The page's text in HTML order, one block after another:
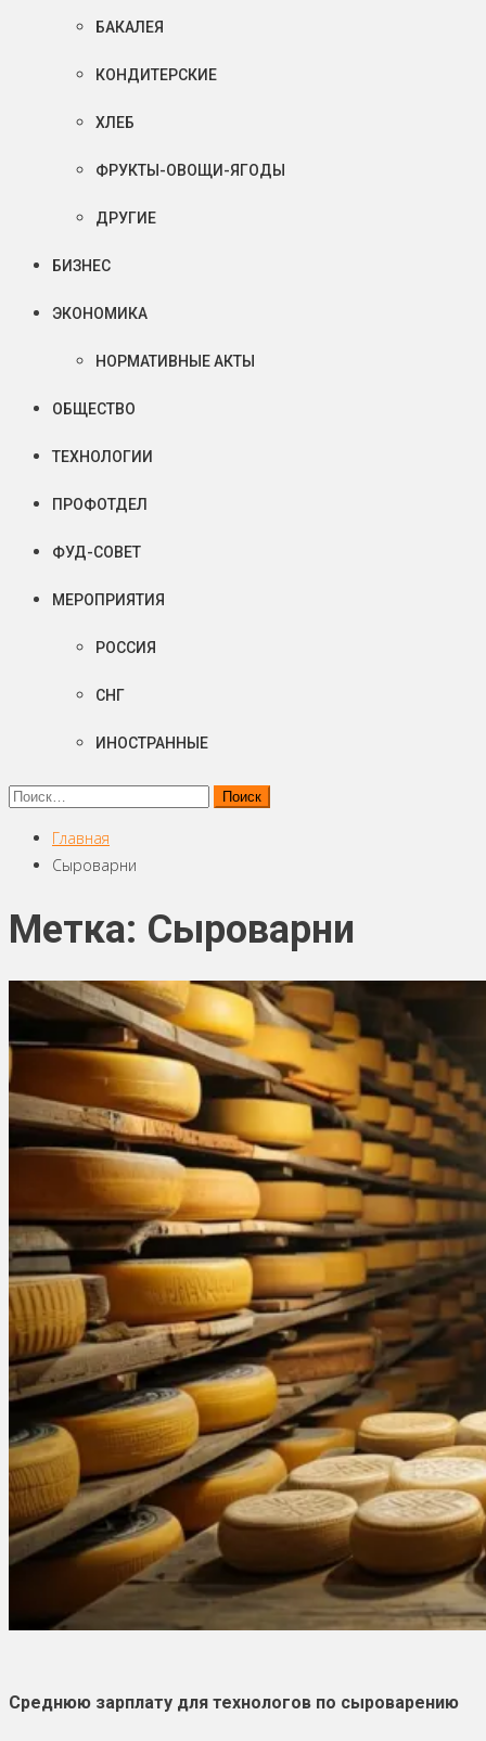
БАКАЛЕЯ
КОНДИТЕРСКИЕ
ХЛЕБ
ФРУКТЫ-ОВОЩИ-ЯГОДЫ
ДРУГИЕ
БИЗНЕС
ЭКОНОМИКА
НОРМАТИВНЫЕ АКТЫ
ОБЩЕСТВО
ТЕХНОЛОГИИ
ПРОФОТДЕЛ
ФУД-СОВЕТ
МЕРОПРИЯТИЯ
РОССИЯ
СНГ
ИНОСТРАННЫЕ
Найти:
Главная
Сыроварни
Метка: Сыроварни
Cреднюю зарплату для технологов по сыроварению